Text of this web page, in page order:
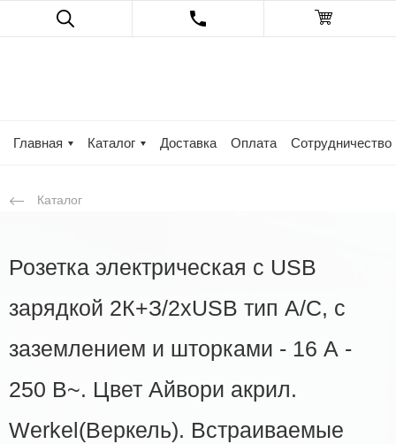
Главная Каталог Доставка Оплата Сотрудничество
Каталог
Розетка электрическая с USB
зарядкой 2К+З/2хUSB тип А/C, с
заземлением и шторками - 16 А -
250 В~. Цвет Айвори акрил.
Werkel(Веркель). Встраиваемые